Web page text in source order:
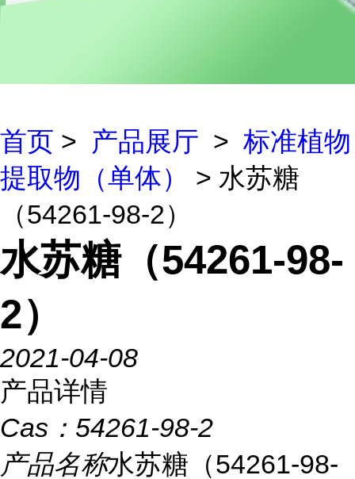
首页 > 产品展厅 > 标准植物
提取物（单体）
> 水苏糖
（54261-98-2）
水苏糖（54261-98-
2）
2021-04-08
产品详情
Cas： 54261-98-2
产品名称水苏糖（54261-98-